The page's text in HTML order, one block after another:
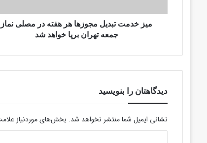
نماز
خواهد
میز خدمت تبدیل مجوزها هر هفته در مصلی نماز
جمعه تهران برپا خواهد شد
دیدگاهتان را بنویسید
نشانی ایمیل شما منتشر نخواهد شد. بخش‌های موردنیاز